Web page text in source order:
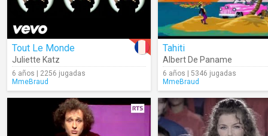
Tout Le Monde
Juliette Katz
6 años | 2256 jugadas
MmeBraud
Tahiti
Albert De Paname
6 años | 5346 jugadas
MmeBraud